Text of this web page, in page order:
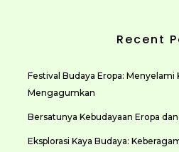
Recent
Festival Budaya Eropa: Menyelami
Mengagumkan
Bersatunya Kebudayaan Eropa
Eksplorasi Kaya Budaya: